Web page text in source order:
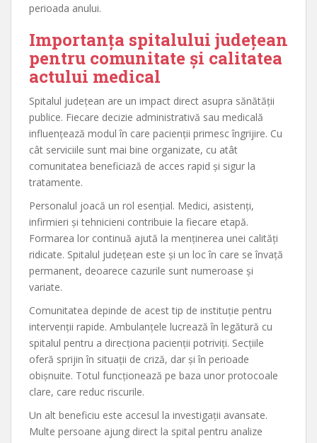
perioada anului.
Importanța spitalului județean
pentru comunitate și calitatea
actului medical
Spitalul județean are un impact direct asupra sănătății
publice. Fiecare decizie administrativă sau medicală
influențează modul în care pacienții primesc îngrijire. Cu
cât serviciile sunt mai bine organizate, cu atât
comunitatea beneficiază de acces rapid și sigur la
tratamente.
Personalul joacă un rol esențial. Medici, asistenți,
infirmieri și tehnicieni contribuie la fiecare etapă.
Formarea lor continuă ajută la menținerea unei calități
ridicate. Spitalul județean este și un loc în care se învață
permanent, deoarece cazurile sunt numeroase și
variate.
Comunitatea depinde de acest tip de instituție pentru
intervenții rapide. Ambulanțele lucrează în legătură cu
spitalul pentru a direcționa pacienții potriviți. Secțiile
oferă sprijin în situații de criză, dar și în perioade
obișnuite. Totul funcționează pe baza unor protocoale
clare, care reduc riscurile.
Un alt beneficiu este accesul la investigații avansate.
Multe persoane ajung direct la spital pentru analize